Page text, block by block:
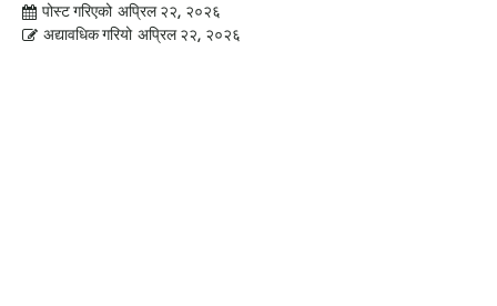
पोस्ट गरिएको अप्रिल २२, २०२६
अद्यावधिक गरियो अप्रिल २२, २०२६